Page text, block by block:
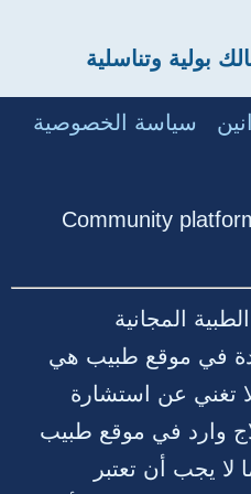
بولية وتناسلية
سياسة الخصوصية
Community
المجانية
في موقع طبيب هي
تغني عن استشارة
وارد في موقع طبيب
يجب أن تعتبر